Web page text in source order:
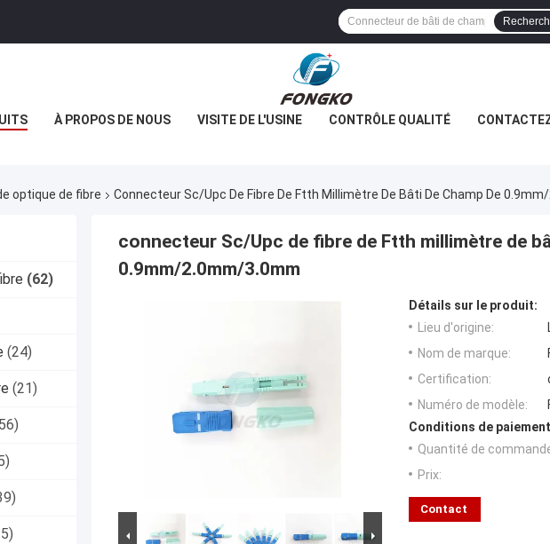
À PROPOS DE NOUS VISITE DE L'USINE CONTRÔLE QUALITÉ
optique de fibre Connecteur Sc/Upc De Fibre De Ftth Millimètre De Bâti De Champ De
(62)
(24)
(21)
connecteur Sc/Upc de fibre de Ftth millimètre de
0.9mm/2.0mm/3.0mm
Détails sur le produit:
Lieu d'origine:
Nom de marque:
Certification:
Numéro de modèle:
Conditions de
Quantité de
Prix:
Contact